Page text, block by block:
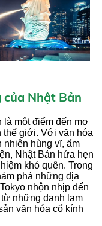
của Nhật Bản
là một điểm đến mơ
thế giới. Với văn hóa
nhiên hùng vĩ, ẩm
Nhật Bản hứa hẹn
khó quên. Trong
phá những địa
nhộn nhịp đến
những danh lam
văn hóa cổ kính